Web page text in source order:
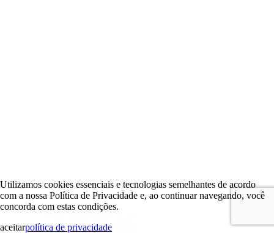
Utilizamos cookies essenciais e tecnologias semelhantes de acordo
com a nossa Política de Privacidade e, ao continuar navegando, você
concorda com estas condições.
aceitarpolítica de privacidade